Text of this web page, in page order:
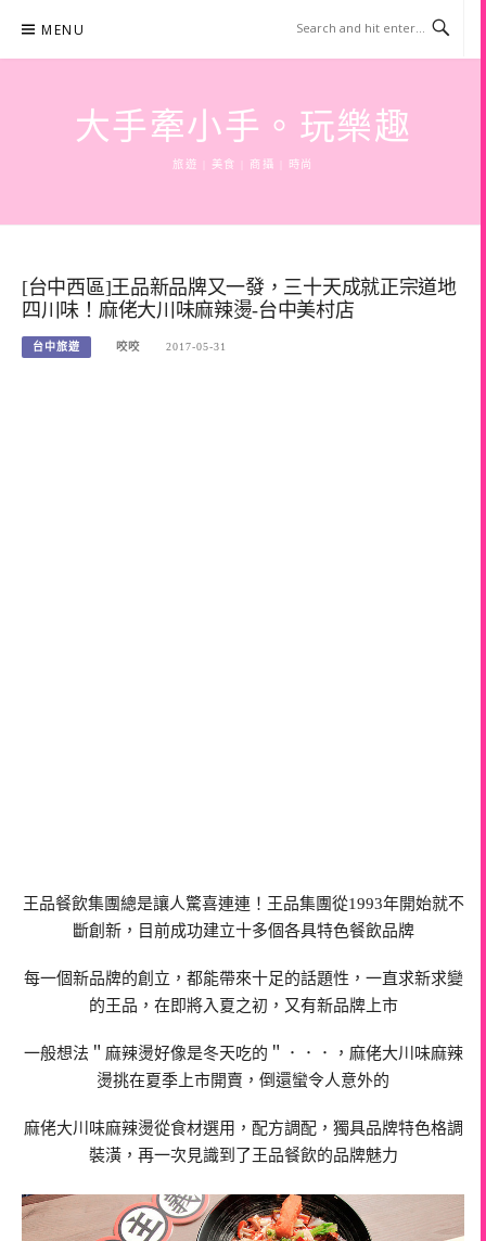
content
MENU
大手牽小手。玩樂趣
旅遊 | 美食 | 商攝 | 時尚
[台中西區]王品新品牌又一發，三十天成就正宗道地
四川味！麻佬大川味麻辣燙-台中美村店
台中旅遊 咬咬 2017-05-31
王品餐飲集團總是讓人驚喜連連！王品集團從1993年開始就不
斷創新，目前成功建立十多個各具特色餐飲品牌
每一個新品牌的創立，都能帶來十足的話題性，一直求新求變
的王品，在即將入夏之初，又有新品牌上市
一般想法＂麻辣燙好像是冬天吃的＂．．．，麻佬大川味麻辣
燙挑在夏季上市開賣，倒還蠻令人意外的
麻佬大川味麻辣燙從食材選用，配方調配，獨具品牌特色格調
裝潢，再一次見識到了王品餐飲的品牌魅力